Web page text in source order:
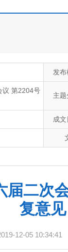
发布
议 第2204号
主题
成文
届二次
复意见
12-05 10:34:41